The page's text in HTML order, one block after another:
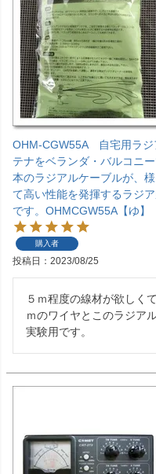
OHM-CGW55A 自宅用ラ
テナをベランダ・バルコニ
本のラジアルケーブルが、
て高い性能を発揮するラジ
です。OHMCGW55A【ゆ】
購入者
投稿日 2023/08/25
５ｍ程度の線材が欲しく
ｍのワイヤとこのラジア
実験用です。